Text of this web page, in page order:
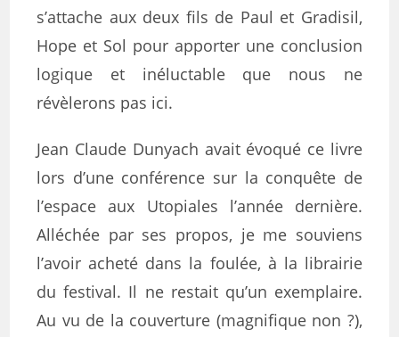
s’attache aux deux fils de Paul et Gradisil,
Hope et Sol pour apporter une conclusion
logique et inéluctable que nous ne
révèlerons pas ici.
Jean Claude Dunyach avait évoqué ce livre
lors d’une conférence sur la conquête de
l’espace aux Utopiales l’année dernière.
Alléchée par ses propos, je me souviens
l’avoir acheté dans la foulée, à la librairie
du festival. Il ne restait qu’un exemplaire.
Au vu de la couverture (magnifique non ?),